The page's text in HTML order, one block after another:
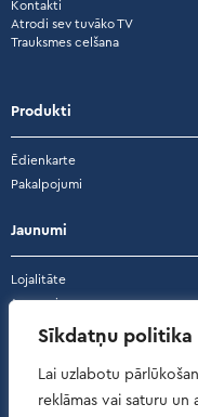
Sīkdatņu politika
Lai uzlabotu
reklāmas vai saturu un
Kontakti
Atrodi sev tuvāko TV
Trauksmes celšana
Produkti
Ēdienkarte
Pakalpojumi
Jaunumi
Lojalitāte
Jaunumi
Akcijas
Atsauksmes